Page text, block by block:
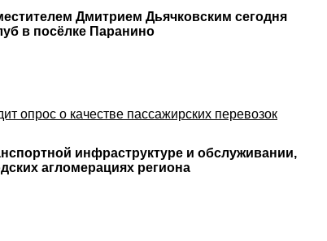
Дмитрием Дьячковским сегодня
в посёлке Паранино
опрос о качестве пассажирских перевозок
инфраструктуре и обслуживании,
агломерациях региона